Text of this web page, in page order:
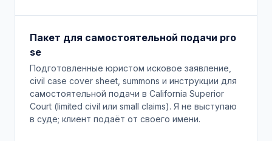
Пакет для самостоятельной подачи pro
se
Подготовленные юристом исковое заявление,
civil case cover sheet, summons и инструкции для
самостоятельной подачи в California Superior
Court (limited civil или small claims). Я не выступаю
в суде; клиент подаёт от своего имени.